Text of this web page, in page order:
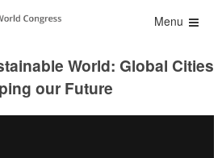
Menu
World: Global Cities
our Future